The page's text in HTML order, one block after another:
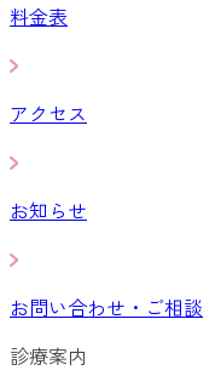
料金表
アクセス
お知らせ
お問い合わせ・ご相談
診療案内